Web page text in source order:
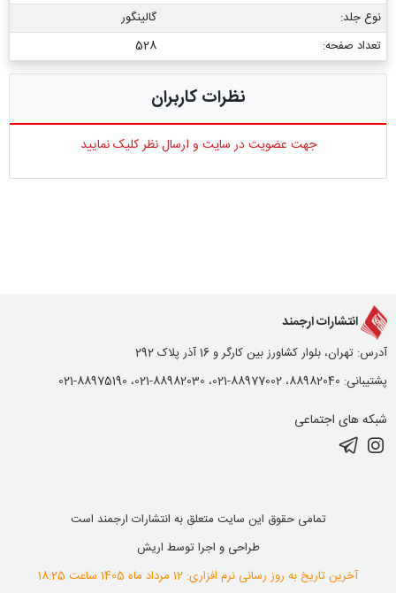
نوع جلد:
گالینگور
تعداد صفحه:
528
نظرات کاربران
جهت عضویت در سایت و ارسال نظر کلیک نمایید
انتشارات ارجمند
آدرس: تهران، بلوار کشاورز بین کارگر و 16 آذر پلاک 292
پشتیبانی: 88982040، 88977002-021، 88982030-021، 88975190-021
شبکه های اجتماعی
تمامی حقوق این سایت متعلق به انتشارات ارجمند است
طراحی و اجرا توسط اریش
آخرین تاریخ به روز رسانی نرم افزاری: 12 مرداد ماه 1405 ساعت 18:25